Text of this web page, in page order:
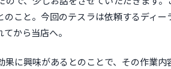
のこと。今回のテスラは依頼するディ
から当店へ。
に興味があるとのことで、その作業